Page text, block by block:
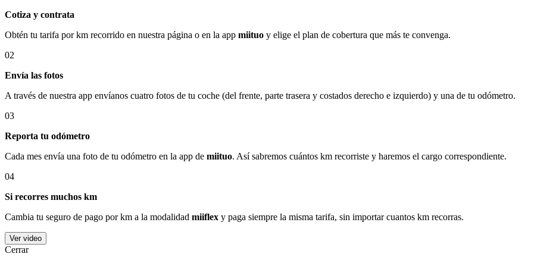
Cotiza y contrata
Obtén tu tarifa por km recorrido en nuestra página o en la app miituo y elige el plan de cobertura que más te convenga.
02
Envía las fotos
A través de nuestra app envíanos cuatro fotos de tu coche (del frente, parte trasera y costados derecho e izquierdo) y una de tu odómetro.
03
Reporta tu odómetro
Cada mes envía una foto de tu odómetro en la app de miituo. Así sabremos cuántos km recorriste y haremos el cargo correspondiente.
04
Si recorres muchos km
Cambia tu seguro de pago por km a la modalidad miiflex y paga siempre la misma tarifa, sin importar cuantos km recorras.
Ver video
Cerrar